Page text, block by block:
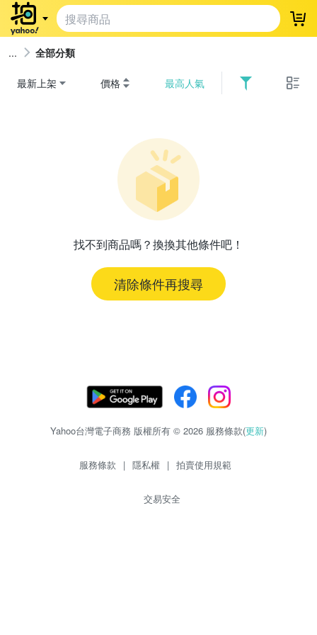
登
全部分類
最新上架 價格 最高人氣
找不到商品嗎？換換其他條件吧！
清除條件再搜尋
Yahoo台灣電子商務 版權所有 © 2026 服務條款(更新)
服務條款 | 隱私權 | 拍賣使用規範
交易安全